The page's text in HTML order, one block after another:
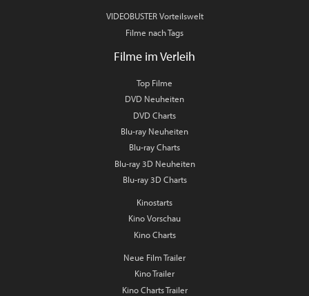
VIDEOBUSTER Vorteilswelt
Filme nach Tags
Filme im Verleih
Top Filme
DVD Neuheiten
DVD Charts
Blu-ray Neuheiten
Blu-ray Charts
Blu-ray 3D Neuheiten
Blu-ray 3D Charts
Kinostarts
Kino Vorschau
Kino Charts
Neue Film Trailer
Kino Trailer
Kino Charts Trailer